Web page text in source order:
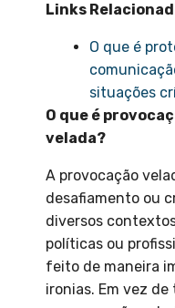
Links
O que é
situações
O que é
velada?
A provocação
desafiamento ou
diversos
políticas ou
feito de maneira
ironias. Em vez